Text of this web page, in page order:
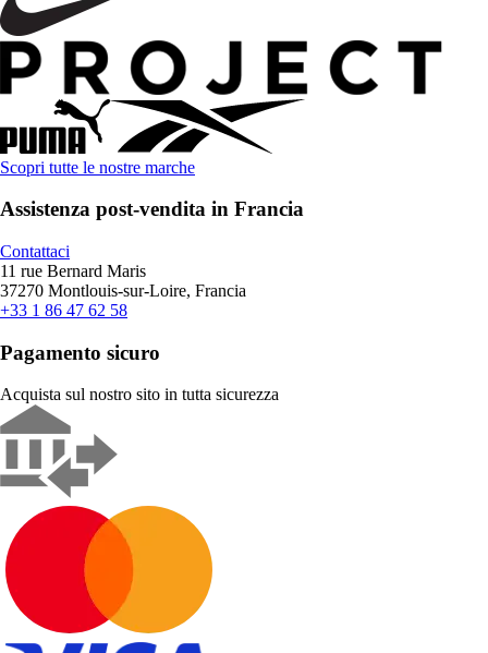
Scopri tutte le nostre marche
Assistenza post-vendita in Francia
Contattaci
11 rue Bernard Maris
37270 Montlouis-sur-Loire, Francia
+33 1 86 47 62 58
Pagamento sicuro
Acquista sul nostro sito in tutta sicurezza